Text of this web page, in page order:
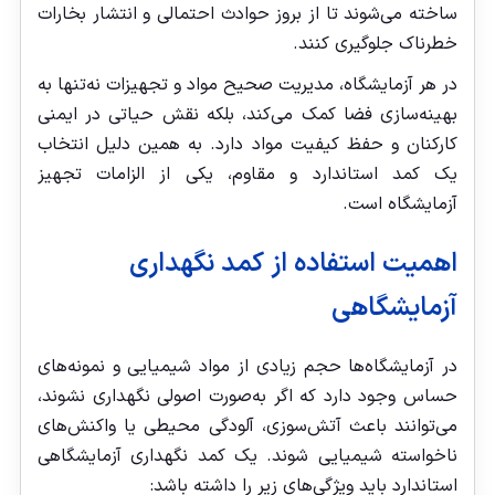
ساخته می‌شوند تا از بروز حوادث احتمالی و انتشار بخارات
خطرناک جلوگیری کنند.
در هر آزمایشگاه، مدیریت صحیح مواد و تجهیزات نه‌تنها به
بهینه‌سازی فضا کمک می‌کند، بلکه نقش حیاتی در ایمنی
کارکنان و حفظ کیفیت مواد دارد. به همین دلیل انتخاب
یک کمد استاندارد و مقاوم، یکی از الزامات تجهیز
آزمایشگاه است.
اهمیت استفاده از کمد نگهداری
آزمایشگاهی
در آزمایشگاه‌ها حجم زیادی از مواد شیمیایی و نمونه‌های
حساس وجود دارد که اگر به‌صورت اصولی نگهداری نشوند،
می‌توانند باعث آتش‌سوزی، آلودگی محیطی یا واکنش‌های
ناخواسته شیمیایی شوند. یک کمد نگهداری آزمایشگاهی
استاندارد باید ویژگی‌های زیر را داشته باشد: